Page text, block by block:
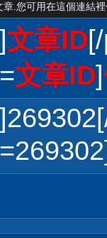
.您可用在這個連結
文章ID
文章ID]